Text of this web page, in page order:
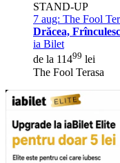
STAND-UP
7 aug: The Fool
Drăcea,
ia Bilet
de la 11499 lei
The Fool Terasa